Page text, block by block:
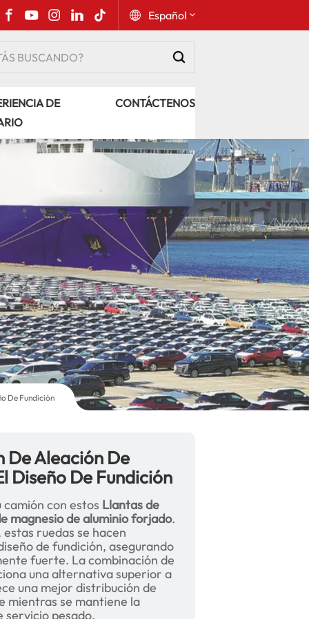
Español
Русский
Español
Português
عربي
kiswahili
DE
CONTÁCTENOS
De Fundición
De Aleación De
Diseño De Fundición
con estos Llantas de
magnesio de aluminio forjado.
ruedas se hacen
de fundición, asegurando
fuerte. La combinación de
una alternativa superior a
una mejor distribución de
mientras se mantiene la
servicio pesado.